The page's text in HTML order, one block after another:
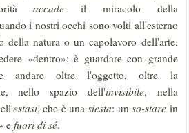
accade il miracolo della
i nostri occhi sono volti all'esterno
della natura o un capolavoro dell'arte.
«dentro»; è guardare con grande
e andare oltre l'oggetto, oltre la
nello spazio dell'invisibile, nella
estasi, che è unasiesta: unso-stare in
e fuori di sé.